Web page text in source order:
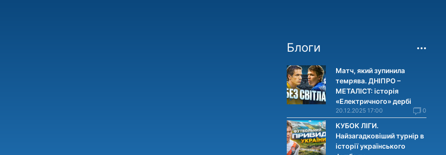
Блоги
Матч, який зупинила
темрява. ДНІПРО –
МЕТАЛІСТ: історія
«Електричного» дербі
20.12.2025 17:00 0
КУБОК ЛІГИ.
Найзагадковіший турнір в
історії українського